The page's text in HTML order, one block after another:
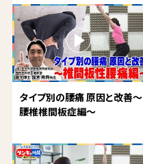
タイプ別の腰痛 原因と改善～
腰椎椎間板症編～